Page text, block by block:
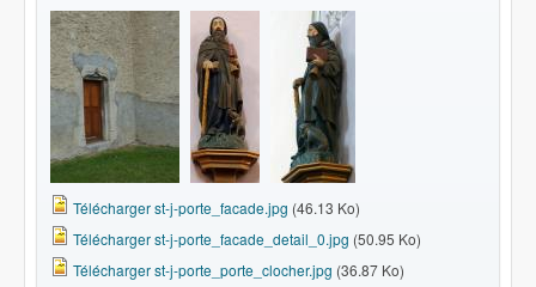
Télécharger st-j-porte_facade.jpg (46.13 Ko)
Télécharger st-j-porte_facade_detail_0.jpg (50.95 Ko)
Télécharger st-j-porte_porte_clocher.jpg (36.87 Ko)